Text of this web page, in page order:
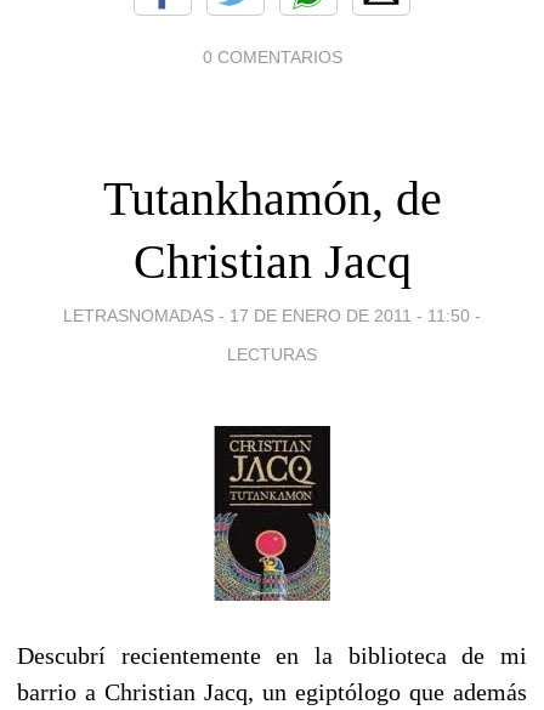
0 COMENTARIOS
Tutankhamón, de
Christian Jacq
LETRASNOMADAS - 17 DE ENERO DE 2011 - 11:50 -
LECTURAS
Descubrí recientemente en la biblioteca de mi
barrio a Christian Jacq, un egiptólogo que además